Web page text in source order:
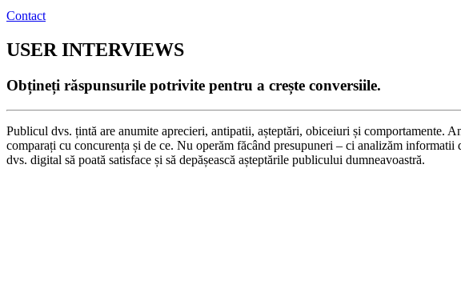
Contact
USER INTERVIEWS
Obțineți răspunsurile potrivite pentru a crește conversiile.
Publicul dvs. țintă are anumite aprecieri, antipatii, așteptări, obiceiuri și comportamente.
comparați cu concurența și de ce. Nu operăm făcând presupuneri – ci analizăm
dvs. digital să poată satisface și să depășească așteptările publicului dumneavoastră.